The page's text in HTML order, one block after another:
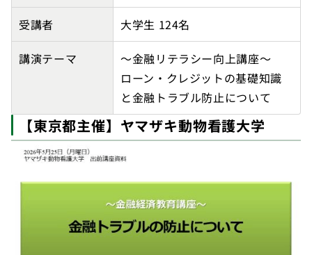
受講者 大学生 124名
講演テーマ
～金融リテラシー向上講座～
ローン・クレジットの基礎知識
と金融トラブル防止について
【東京都主催】ヤマザキ動物看護大学